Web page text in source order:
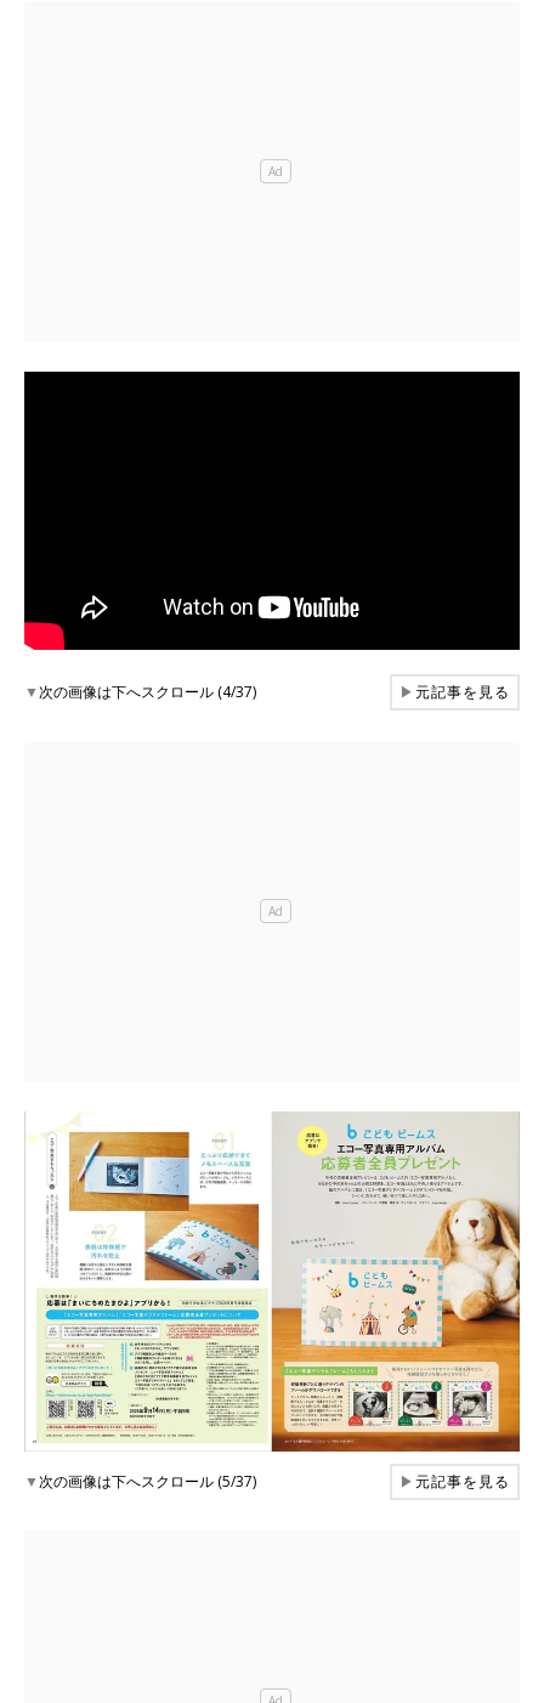
▼次の画像は下へスクロール (4/37) ▶元記事を見る
▼次の画像は下へスクロール (5/37) ▶元記事を見る